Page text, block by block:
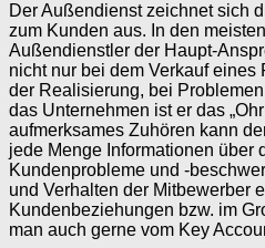
Der Außendienst zeichnet sich
zum Kunden aus. In den
Außendienstler der Haupt-
nicht nur bei dem Verkauf eines
der Realisierung, bei
das Unternehmen ist er das
aufmerksames Zuhören kann
jede Menge Informationen über
Kundenprobleme und -
und Verhalten der Mitbewerber
Kundenbeziehungen bzw. im
man auch gerne vom Key